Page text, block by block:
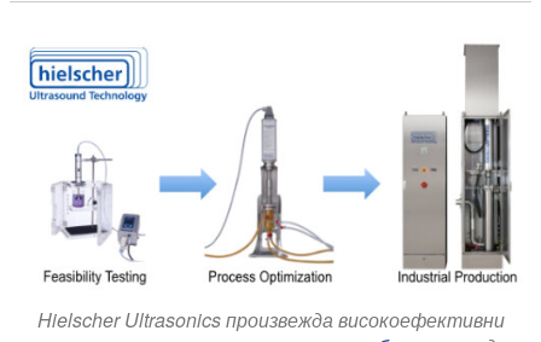
Hielscher Ultrasonics произвежда високоефективни